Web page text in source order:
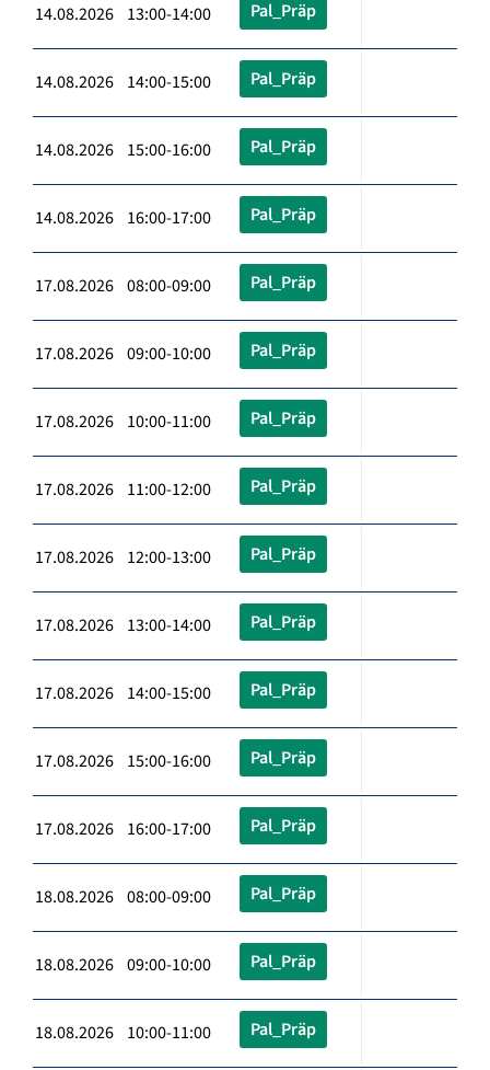
14.08.2026 13:00-14:00 Pal_Präp
14.08.2026 14:00-15:00 Pal_Präp
14.08.2026 15:00-16:00 Pal_Präp
14.08.2026 16:00-17:00 Pal_Präp
17.08.2026 08:00-09:00 Pal_Präp
17.08.2026 09:00-10:00 Pal_Präp
17.08.2026 10:00-11:00 Pal_Präp
17.08.2026 11:00-12:00 Pal_Präp
17.08.2026 12:00-13:00 Pal_Präp
17.08.2026 13:00-14:00 Pal_Präp
17.08.2026 14:00-15:00 Pal_Präp
17.08.2026 15:00-16:00 Pal_Präp
17.08.2026 16:00-17:00 Pal_Präp
18.08.2026 08:00-09:00 Pal_Präp
18.08.2026 09:00-10:00 Pal_Präp
18.08.2026 10:00-11:00 Pal_Präp